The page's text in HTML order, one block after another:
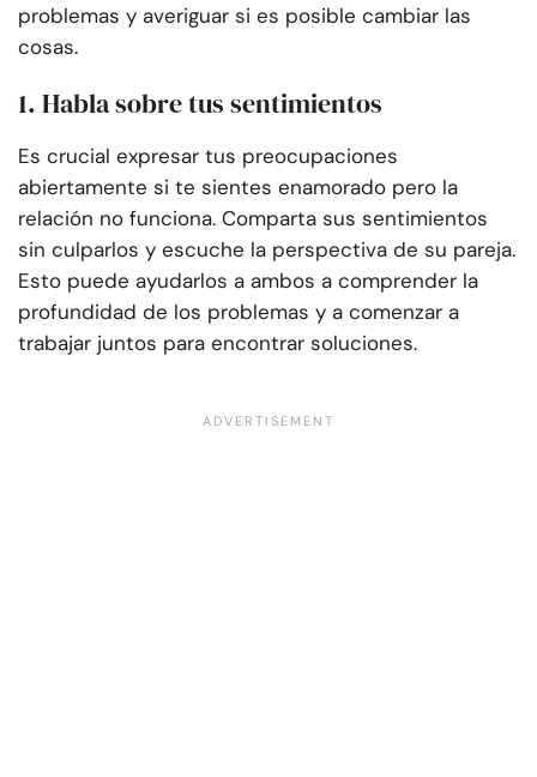
problemas y averiguar si es posible cambiar las
cosas.
1. Habla sobre tus sentimientos
Es crucial expresar tus preocupaciones
abiertamente si te sientes enamorado pero la
relación no funciona. Comparta sus sentimientos
sin culparlos y escuche la perspectiva de su pareja.
Esto puede ayudarlos a ambos a comprender la
profundidad de los problemas y a comenzar a
trabajar juntos para encontrar soluciones.